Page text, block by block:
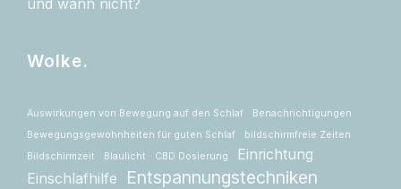
Wolke.
Auswirkungen von Bewegung auf den Schlaf
Benachrichtigungen
Bewegungsgewohnheiten für guten Schlaf
bildschirmfreie Zeiten
Bildschirmzeit
Blaulicht CBD Dosierung
Einrichtung
Einschlafhilfe
Entspannungstechniken